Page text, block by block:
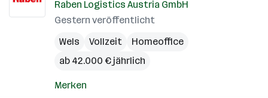
Raben Logistics Austria GmbH
Gestern veröffentlicht
Wels
Vollzeit
Homeoffice
ab 42.000 € jährlich
Merken